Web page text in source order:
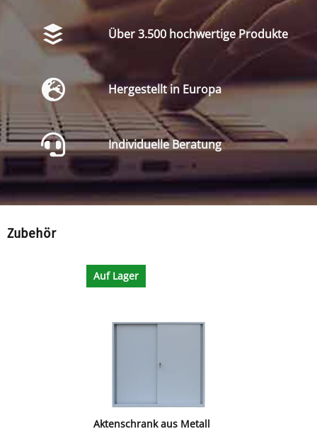
Über 3.500 hochwertige Produkte
Hergestellt in Europa
Individuelle Beratung
Zubehör
Auf Lager
Aktenschrank aus Metall